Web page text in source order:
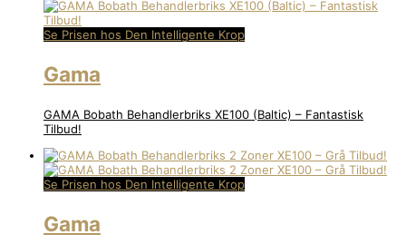
Se Prisen hos Den Intelligente Krop
Gama
GAMA Bobath Behandlerbriks XE100 (Baltic) – Fantastisk
Tilbud!
Se Prisen hos Den Intelligente Krop
Gama